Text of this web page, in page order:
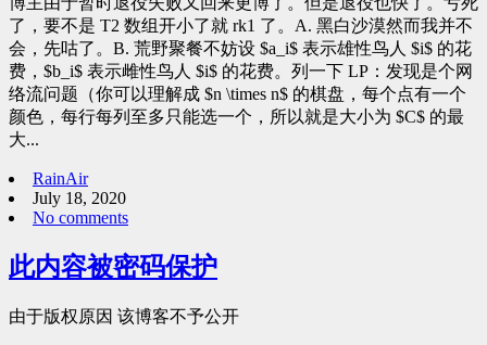
了，要不是 T2 数组开小了就 rk1 了。A. 黑白沙漠然而我并不
会，先咕了。B. 荒野聚餐不妨设 $a_i$ 表示雄性鸟人 $i$ 的花
费，$b_i$ 表示雌性鸟人 $i$ 的花费。列一下 LP：发现是个网
络流问题（你可以理解成 $n \times n$ 的棋盘，每个点有一个
颜色，每行每列至多只能选一个，所以就是大小为 $C$ 的最
大...
RainAir
July 18, 2020
No comments
此内容被密码保护
由于版权原因 该博客不予公开